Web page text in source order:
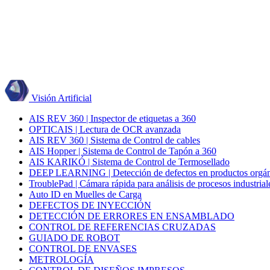
Visión Artificial
AIS REV 360 | Inspector de etiquetas a 360
OPTICAIS | Lectura de OCR avanzada
AIS REV 360 | Sistema de Control de cables
AIS Hopper | Sistema de Control de Tapón a 360
AIS KARIKÓ | Sistema de Control de Termosellado
DEEP LEARNING | Detección de defectos en productos
TroublePad | Cámara rápida para análisis de procesos
Auto ID en Muelles de Carga
DEFECTOS DE INYECCIÓN
DETECCIÓN DE ERRORES EN ENSAMBLADO
CONTROL DE REFERENCIAS CRUZADAS
GUIADO DE ROBOT
CONTROL DE ENVASES
METROLOGÍA